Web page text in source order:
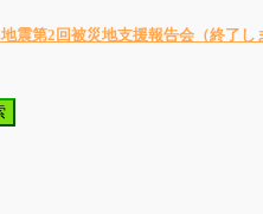
震第2回被災地支援報告会（終了し